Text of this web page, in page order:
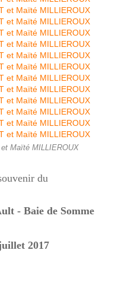
Maïté MILLIEROUX
du
- Baie de Somme
2017